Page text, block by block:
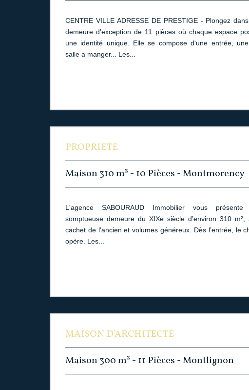
CENTRE VILLE ADRESSE DE PRESTIGE - Plongez
demeure d’exception de 11 pièces où chaque espace
une identité unique. Elle se compose d'une entrée,
salle a manger... Les...
PROPRIETE
Maison 310 m² - 10 Pièces - Montmorency
L'agence SABOURAUD Immobilier vous présente
somptueuse demeure du XIXe siècle d’environ 310 m²,
cachet de l’ancien et volumes généreux. Dès l’entrée, le
opère. Les...
MAISON D'ARCHITECTE
Maison 300 m² - 11 Pièces - Montlignon